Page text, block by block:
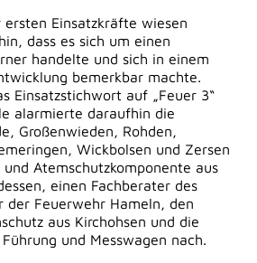
Einsatzkräfte wiesen
dass es sich um einen
handelte und sich in einem
bemerkbar machte.
Einsatzstichwort auf „Feuer 3“
alarmierte daraufhin die
Großenwieden, Rohden,
Wickbolsen und Zersen
Atemschutzkomponente aus
einen Fachberater des
der Feuerwehr Hameln, den
aus Kirchohsen und die
und Messwagen nach.